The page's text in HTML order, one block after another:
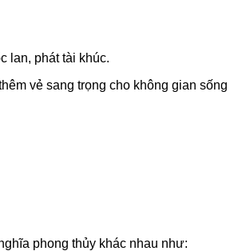
lan, phát tài khúc.
vẻ sang trọng cho không gian sống
phong thủy khác nhau như: